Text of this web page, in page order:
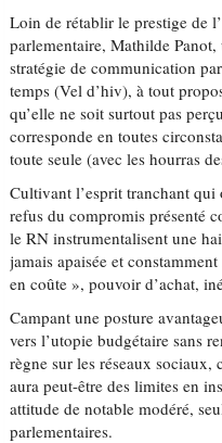
Loin de rétablir le prestige de
parlementaire, Mathilde
stratégie de communication
temps (Vel d’hiv), à tout
qu’elle ne soit surtout pas
corresponde en toutes
toute seule (avec les hourras
Cultivant l’esprit tranchant
refus du compromis présenté
le RN instrumentalisent une
jamais apaisée et
en coûte », pouvoir d’achat,
Campant une posture
vers l’utopie budgétaire sans
règne sur les réseaux
aura peut-être des limites en
attitude de notable modéré,
parlementaires.